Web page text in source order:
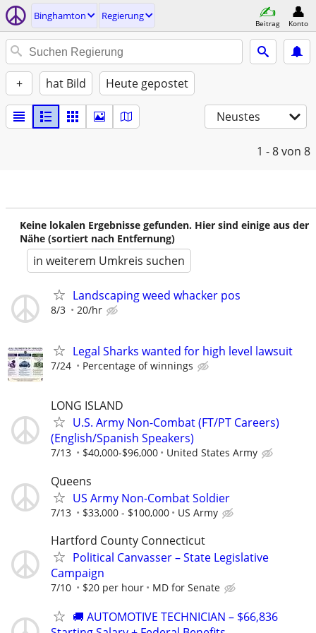
Binghamton Regierung
Beitrag Konto
+ hat Bild Heute gepostet
Neustes
1 - 8von 8
Keine lokalen Ergebnisse gefunden. Hier sind einige aus der
Nähe (sortiert nach Entfernung)
in weiterem Umkreis suchen
Landscaping weed whacker pos
8/3 20/hr
Legal Sharks wanted for high level lawsuit
7/24 Percentage of winnings
LONG ISLAND
U.S. Army Non-Combat (FT/PT Careers)
(English/Spanish Speakers)
7/13 $40,000-$96,000 United States Army
Queens
US Army Non-Combat Soldier
7/13 $33,000 - $100,000 US Army
Hartford County Connecticut
Political Canvasser – State Legislative
Campaign
7/10 $20 per hour MD for Senate
🚚 AUTOMOTIVE TECHNICIAN – $66,836